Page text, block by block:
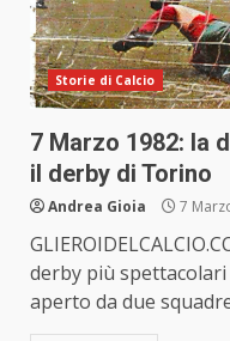
Storie di Calcio
7 Marzo 1982: la
il derby di Torino
Andrea Gioia 7
derby più
aperto da due